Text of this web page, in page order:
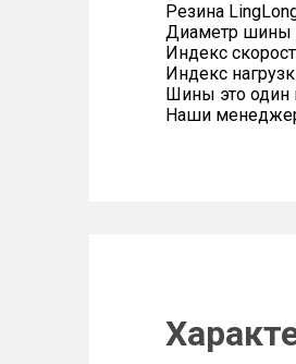
Резина
Диаметр шины
Индекс
Индекс
Шины это один
Наши